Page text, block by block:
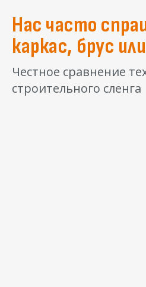
Нас часто
каркас, брус
Честное сравнение
строительного сленга